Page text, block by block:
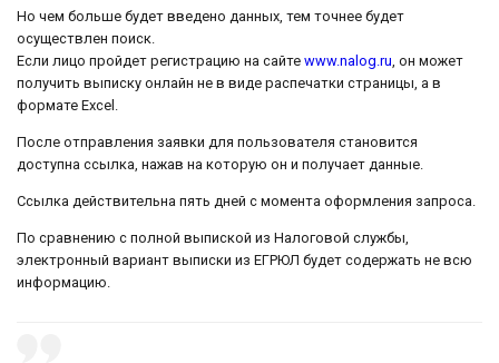
Но чем больше будет введено данных, тем точнее будет
осуществлен поиск.
Если лицо пройдет регистрацию на сайте www.nalog.ru, он может
получить выписку онлайн не в виде распечатки страницы, а в
формате Excel.
После отправления заявки для пользователя становится
доступна ссылка, нажав на которую он и получает данные.
Ссылка действительна пять дней с момента оформления запроса.
По сравнению с полной выпиской из Налоговой службы,
электронный вариант выписки из ЕГРЮЛ будет содержать не всю
информацию.